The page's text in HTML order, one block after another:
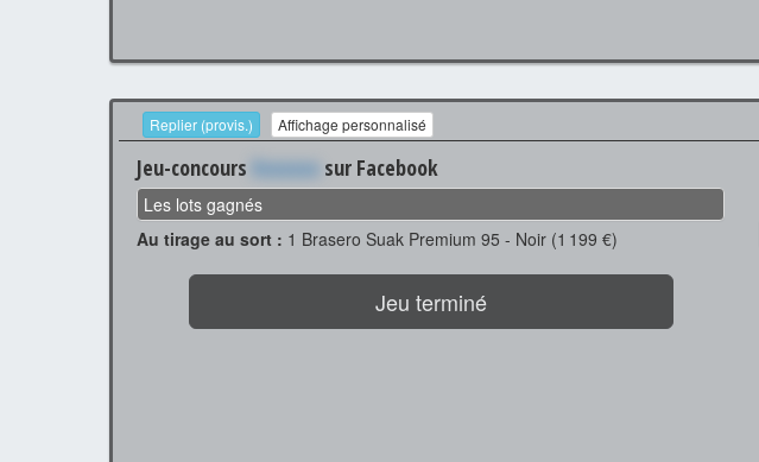
Replier (provis.) Affichage personnalisé
Jeu-concours Xxxxxxx sur Facebook
Les lots gagnés
Au tirage au sort : 1 Brasero Suak Premium 95 - Noir (1 199 €)
Jeu terminé